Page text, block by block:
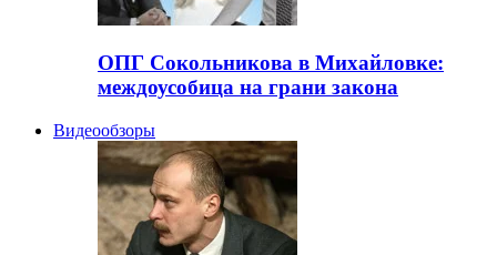
ОПГ Сокольникова в Михайловке:
междоусобица на грани закона
Видеообзоры